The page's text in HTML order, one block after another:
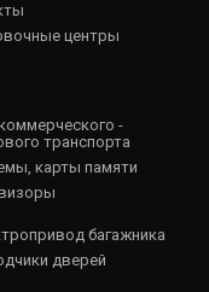
центры
-
транспорта
карты памяти
багажника
дверей